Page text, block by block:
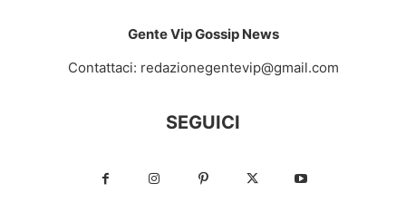
Gente Vip Gossip News
Contattaci: redazionegentevip@gmail.com
SEGUICI